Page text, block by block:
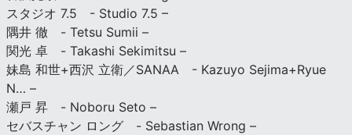
スタジオ 7.5 - Studio 7.5 –
隅井 徹 - Tetsu Sumii –
関光 卓 - Takashi Sekimitsu –
妹島 和世+西沢 立衛／SANAA - Kazuyo Sejima+Ryue
N… –
瀬戸 昇 - Noboru Seto –
セバスチャン ロング - Sebastian Wrong –